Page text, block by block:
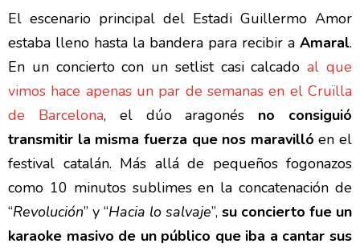
El escenario principal del Estadi Guillermo Amor
estaba lleno hasta la bandera para recibir a Amaral.
En un concierto con un setlist casi calcadoal que
vimos hace apenas un par de semanas en el Cruïlla
de Barcelona, el dúo aragonés no consiguió
transmitir la misma fuerza que nos maravilló en el
festival catalán. Más allá de pequeños fogonazos
como 10 minutos sublimes en la concatenación de
“Revolución” y “Hacia lo salvaje”, su concierto fue un
karaoke masivo de un público que iba a cantar sus